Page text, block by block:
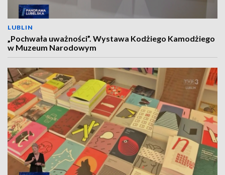
LUBLIN
„Pochwała uważności”. Wystawa Kodżiego Kamodżiego
w Muzeum Narodowym